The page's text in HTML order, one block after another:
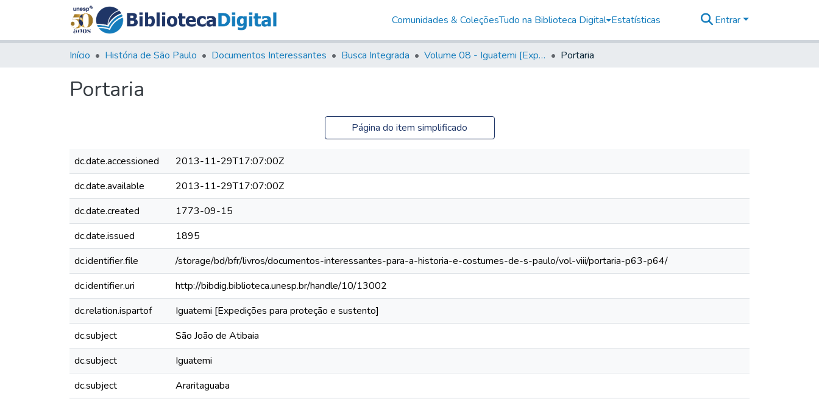
Comunidades & ColeçõesTudo na Biblioteca Digital Estatísticas Entrar
Início História de São Paulo Documentos Interessantes Busca Integrada Volume 08 - Iguatemi [Expedições para proteção e sustento] Portaria
Portaria
Página do item simplificado
dc.date.accessioned
2013-11-29T17:07:00Z
dc.date.available
2013-11-29T17:07:00Z
dc.date.created
1773-09-15
dc.date.issued
1895
dc.identifier.file
/storage/bd/bfr/livros/documentos-interessantes-para-a-historia-e-costumes-de-s-paulo/vol-viii/portaria-p63-p64/
dc.identifier.uri
http://bibdig.biblioteca.unesp.br/handle/10/13002
dc.relation.ispartof
Iguatemi [Expedições para proteção e sustento]
dc.subject
São João de Atibaia
dc.subject
Iguatemi
dc.subject
Araritaguaba